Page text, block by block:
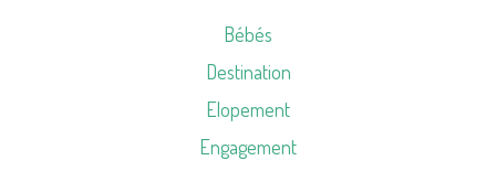
Bébés
Destination
Elopement
Engagement